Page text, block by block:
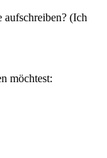
aufschreiben? (Ich
möchtest: